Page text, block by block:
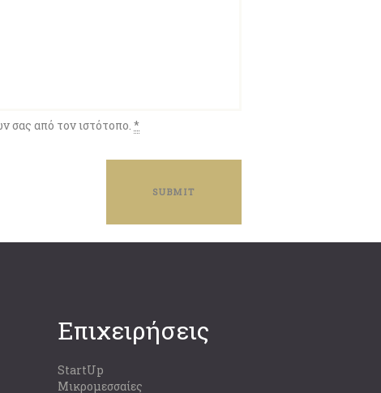
σας από τον ιστότοπο. *
Επιχειρήσεις
StartUp
Μικρομεσσαίες